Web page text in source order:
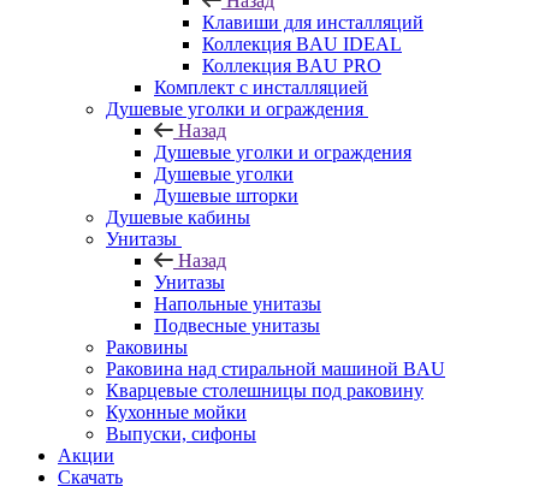
Клавиши для инсталляций
Коллекция BAU IDEAL
Коллекция BAU PRO
Комплект с инсталляцией
Душевые уголки и ограждения
Назад
Душевые уголки и ограждения
Душевые уголки
Душевые шторки
Душевые кабины
Унитазы
Назад
Унитазы
Напольные унитазы
Подвесные унитазы
Раковины
Раковина над стиральной машиной BAU
Кварцевые столешницы под раковину
Кухонные мойки
Выпуски, сифоны
Акции
Скачать